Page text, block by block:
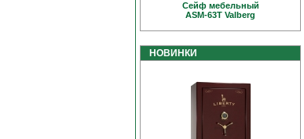
Сейф мебельный
ASM-63T Valberg
НОВИНКИ